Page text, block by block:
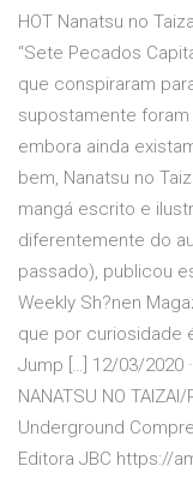
HOT Nanatsu no
“Sete Pecados
que conspiraram
supostamente foram
embora ainda
bem, Nanatsu no
mangá escrito e
diferentemente do
passado), publicou
Weekly Sh?nen
que por curiosidade
Jump […] 12/03/2020 ·
NANATSU NO
Underground
Editora JBC https://